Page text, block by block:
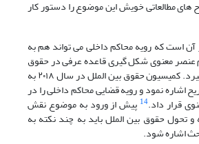
های مطالعاتی خویش این موضوع را دستور کار
است که رویه محاکم داخلی می تواند هم به
عنصر معنوی شکل گیری قاعده عرفی در حقوق
بین الملل مدنظر قرار گیرد. کمیسیون حقوق بین الملل در سال ۲۰۱۸ به
اشاره نمود و رویه قضایی محاکم داخلی را در
قرار داد.14 پیش از ورود به موضوع نقش
تحول حقوق بین الملل باید به چند نکته به
اشاره شود.